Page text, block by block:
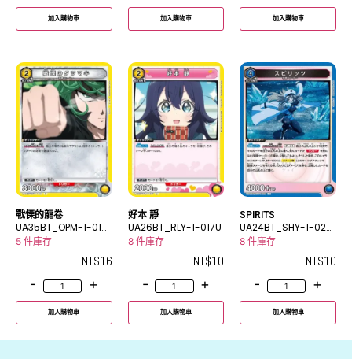
加入購物車 加入購物車 加入購物車
戰慄的龍卷
UA35BT_OPM-1-014
R
5 件庫存
NT$16
-
+
加入購物車
好本 靜
UA26BT_RLY-1-017U
8 件庫存
NT$10
-
+
加入購物車
SPIRITS
UA24BT_SHY-1-024
R
8 件庫存
NT$10
-
+
加入購物車